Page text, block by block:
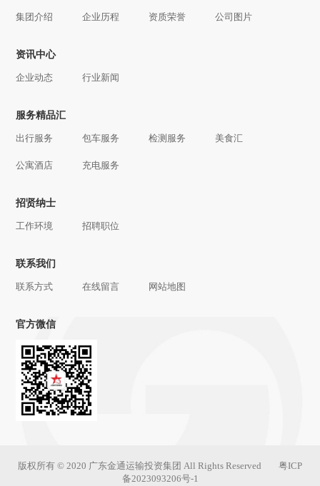
集团介绍 企业历程 资质荣誉 公司图片
资讯中心
企业动态 行业新闻
服务精品汇
出行服务 包车服务 检测服务 美食汇
公寓酒店 充电服务
招贤纳士
工作环境 招聘职位
联系我们
联系方式 在线留言 网站地图
官方微信
版权所有 © 2020 广东金通运输投资集团 All Rights Reserved 粤ICP
备2023093206号-1